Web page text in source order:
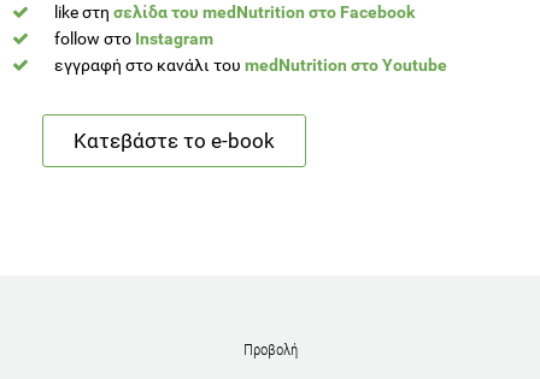
like στη σελίδα του medNutrition στο Facebook
follow στο Instagram
εγγραφή στο κανάλι του medNutrition στο Youtube
Κατεβάστε το e-book
Προβολή